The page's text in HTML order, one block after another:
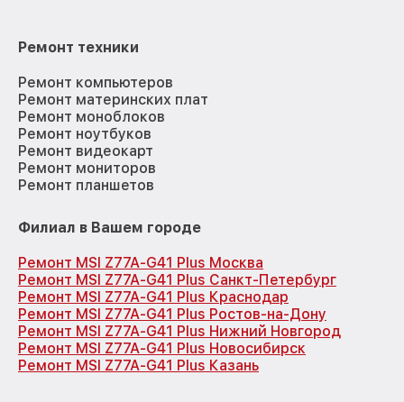
Ремонт техники
Ремонт компьютеров
Ремонт материнских плат
Ремонт моноблоков
Ремонт ноутбуков
Ремонт видеокарт
Ремонт мониторов
Ремонт планшетов
Филиал в Вашем городе
Ремонт MSI Z77A-G41 Plus Москва
Ремонт MSI Z77A-G41 Plus Санкт-Петербург
Ремонт MSI Z77A-G41 Plus Краснодар
Ремонт MSI Z77A-G41 Plus Ростов-на-Дону
Ремонт MSI Z77A-G41 Plus Нижний Новгород
Ремонт MSI Z77A-G41 Plus Новосибирск
Ремонт MSI Z77A-G41 Plus Казань